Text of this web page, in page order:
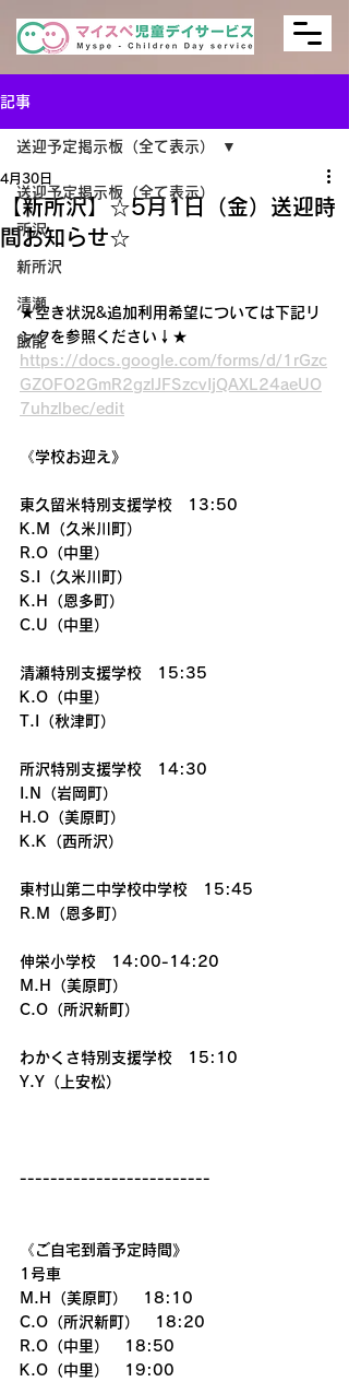
記事
送迎予定掲示板（全て表示）
所沢
新所沢
清瀬
飯能
送迎予定掲示板（全て表示）
【新所沢】☆5月1日（金）送迎時
間お知らせ☆
4月30日
★空き状況&追加利用希望については下記リ
ンクを参照ください↓★
https://docs.google.com/forms/d/1rGzc
GZOFO2GmR2gzlJFSzcvIjQAXL24aeUO
7uhzlbec/edit
《学校お迎え》
東久留米特別支援学校　13:50
K.M（久米川町）
R.O（中里）
S.I（久米川町）
K.H（恩多町）
C.U（中里）
清瀬特別支援学校　15:35
K.O（中里）
T.I（秋津町）
所沢特別支援学校　14:30
I.N（岩岡町）
H.O（美原町）
K.K（西所沢）
東村山第二中学校中学校　15:45
R.M（恩多町）
伸栄小学校　14:00-14:20
M.H（美原町）
C.O（所沢新町）
わかくさ特別支援学校　15:10
Y.Y（上安松）
-------------------------
《ご自宅到着予定時間》
1号車
M.H（美原町）　18:10
C.O（所沢新町）　18:20
R.O（中里）　18:50
K.O（中里）　19:00